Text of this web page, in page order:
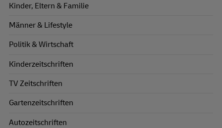
Kinder, Eltern & Familie
Männer & Lifestyle
Politik & Wirtschaft
Kinderzeitschriften
TV Zeitschriften
Gartenzeitschriften
Autozeitschriften